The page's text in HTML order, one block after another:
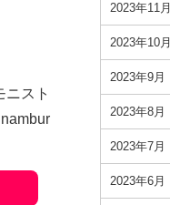
ニスト
2023年11月
2023年10月
2023年9月
2023年8月
2023年7月
2023年6月